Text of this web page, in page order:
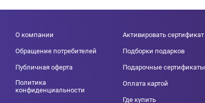
О компании
Обращение потребителей
Публичная оферта
Политика
конфиденциальности
Активировать сертификат
Подборки подарков
Подарочные сертификаты
Оплата картой
Где купить